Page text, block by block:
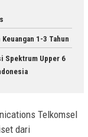
1-3 Tahun
Spektrum Upper 6
Telkomsel
dari